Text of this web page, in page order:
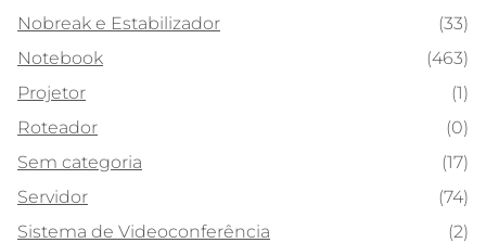
Nobreak e Estabilizador
(33)
Notebook
(463)
Projetor
(1)
Roteador
(0)
Sem categoria
(17)
Servidor
(74)
Sistema de Videoconferência
(2)